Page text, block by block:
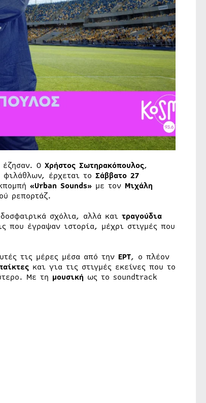
Ο Χρήστος Σωτηρακόπουλος,
έρχεται το Σάββατο 27
«Urban Sounds» με τον Μιχάλη
ρεπορτάζ.
σχόλια, αλλά και τραγούδια
που έγραψαν ιστορία, μέχρι στιγμές που
τις μέρες μέσα από την ΕΡΤ, ο πλέον
και για τις στιγμές εκείνες που το
Με τη μουσική ως το soundtrack